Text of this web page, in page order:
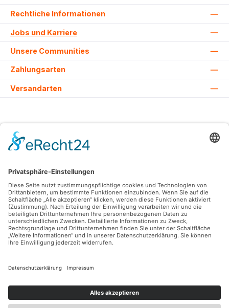
Rechtliche Informationen
Jobs und Karriere
Unsere Communities
Zahlungsarten
Versandarten
Alle Preise inkl. gesetzl. Mehrwertsteuer zzgl.
und ggf.
Nachnahmegebühren, wenn nicht anders angegeben.
© 2026 Lovehurts Bikes - Alle Rechte vorbehalten. Theme by